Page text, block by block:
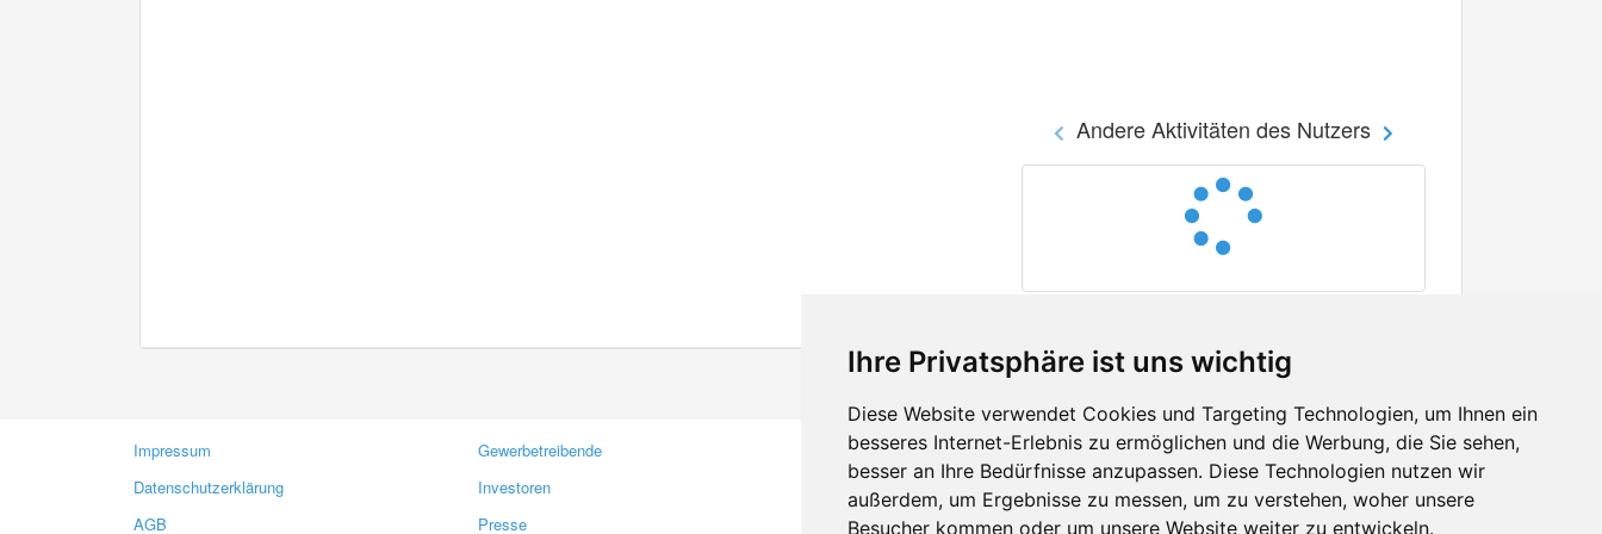
Ihre Privatsphäre ist uns wichtig
Diese Website verwendet Cookies und Targeting Technologien, um Ihnen ein
besseres Internet-Erlebnis zu ermöglichen und die Werbung, die Sie sehen,
besser an Ihre Bedürfnisse anzupassen. Diese Technologien nutzen wir
außerdem, um Ergebnisse zu messen, um zu verstehen, woher unsere
Besucher kommen oder um unsere Website weiter zu entwickeln.
Andere Aktivitäten des Nutzers
Impressum
Datenschutzerklärung
AGB
Gewerbetreibende
Investoren
Presse
Kontakt
Feedback
Fehler melden
Facebook
Twitter
YouTube